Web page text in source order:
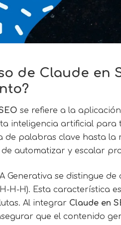
de Claude en
se refiere a la
inteligencia artificial
de palabras clave hasta la
automatizar y escalar
Generativa se distingue
H-H). Esta característica
Al integrar Claude en
que el contenido